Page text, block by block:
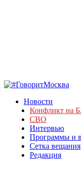
Новости
Конфликт на
СВО
Интервью
Программы и
Сетка вещания
Редакция